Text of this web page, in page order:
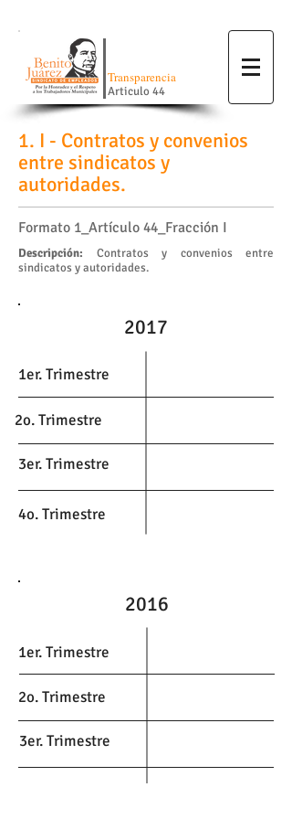
Transparencia
Articulo 44
1. I - Contratos y convenios
entre sindicatos y
autoridades.
Formato 1_Artículo 44_Fracción I
Descripción: Contratos y convenios entre
sindicatos y autoridades.
2017
1er. Trimestre
2o. Trimestre
3er. Trimestre
4o. Trimestre
2016
1er. Trimestre
2o. Trimestre
3er. Trimestre